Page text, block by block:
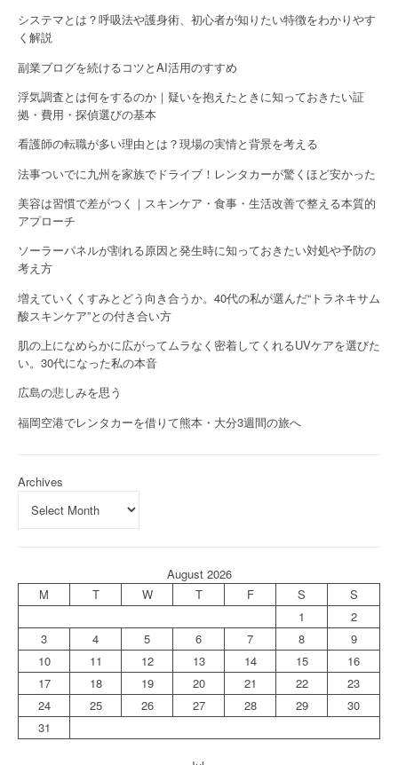
システマとは？呼吸法や護身術、初心者が知りたい特徴をわかりやす
く解説
副業ブログを続けるコツとAI活用のすすめ
浮気調査とは何をするのか｜疑いを抱えたときに知っておきたい証
拠・費用・探偵選びの基本
看護師の転職が多い理由とは？現場の実情と背景を考える
法事ついでに九州を家族でドライブ！レンタカーが驚くほど安かった
美容は習慣で差がつく｜スキンケア・食事・生活改善で整える本質的
アプローチ
ソーラーパネルが割れる原因と発生時に知っておきたい対処や予防の
考え方
増えていくくすみとどう向き合うか。40代の私が選んだ“トラネキサム
酸スキンケア”との付き合い方
肌の上になめらかに広がってムラなく密着してくれるUVケアを選びた
い。30代になった私の本音
広島の悲しみを思う
福岡空港でレンタカーを借りて熊本・大分3週間の旅へ
Archives
August 2026
M
T W T F S
S
1
2
3
4 5 6 7 8
9
10
11 12 13 14 15
16
17
18 19 20 21 22
23
24
25 26 27 28 29
30
31